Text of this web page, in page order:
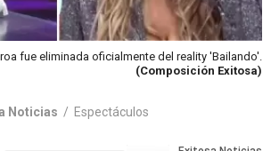
fue eliminada oficialmente del reality 'Bailando'.
(Composición Exitosa)
Noticias / Espectáculos